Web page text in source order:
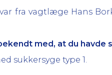
fra vagtlæge Hans
med, at du havde
sukkersyge type 1.